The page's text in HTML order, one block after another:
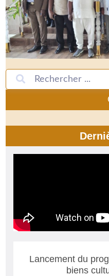
Lancement du
biens